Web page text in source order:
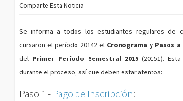
Comparte Esta Noticia
Se informa a todos los estudiantes regulares de
cursaron el período 20142 el Cronograma y Pasos a
del Primer Período Semestral 2015(20151).
durante el proceso, así que deben estar atentos:
Paso 1 - Pago de Inscripción: